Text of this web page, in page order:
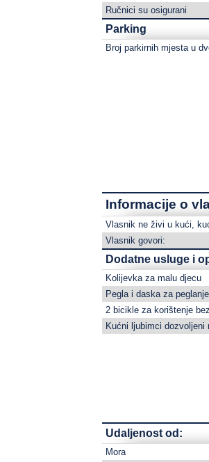
Ručnici su osigurani
Parking
Broj parkirnih mjesta u
Informacije o
Vlasnik ne živi u kući,
Vlasnik govori:
Dodatne usluge i
Kolijevka za malu djecu
Pegla i daska za peglanje
2 bicikle za korištenje
Kućni ljubimci dozvoljeni
Udaljenost od:
Mora